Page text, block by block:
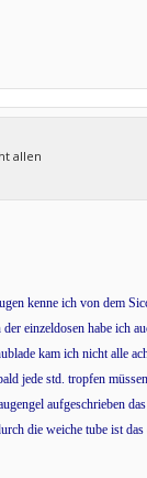
allen
kenne ich von dem
einzeldosen habe ich
kam ich nicht alle
jede std. tropfen
aufgeschrieben
die weiche tube ist